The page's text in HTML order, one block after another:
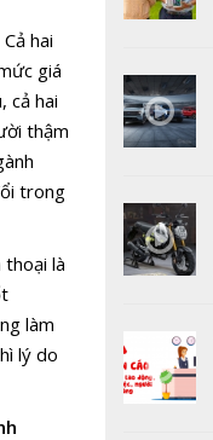
hai
giá
cả hai
thậm
trong
là
làm
lý do